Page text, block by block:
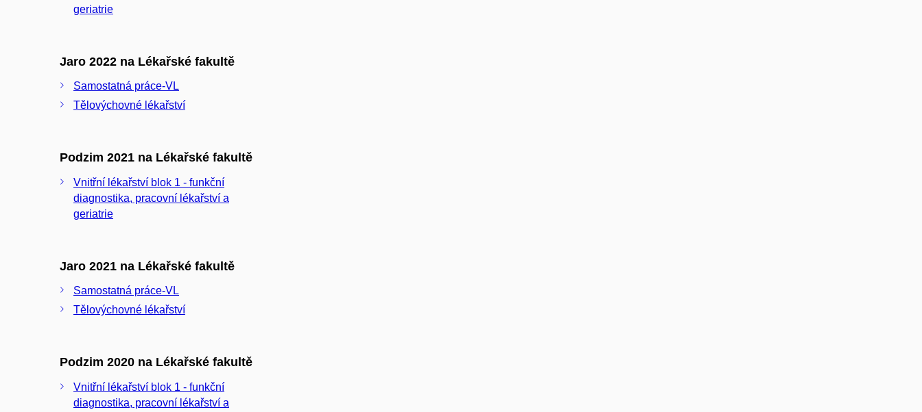
geriatrie
Jaro 2022 na Lékařské fakultě
Samostatná práce-VL
Tělovýchovné lékařství
Podzim 2021 na Lékařské fakultě
Vnitřní lékařství blok 1 - funkční
diagnostika, pracovní lékařství a
geriatrie
Jaro 2021 na Lékařské fakultě
Samostatná práce-VL
Tělovýchovné lékařství
Podzim 2020 na Lékařské fakultě
Vnitřní lékařství blok 1 - funkční
diagnostika, pracovní lékařství a